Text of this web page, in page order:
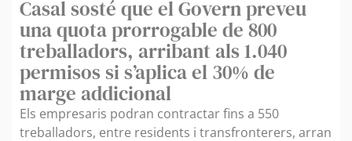
Casal sosté que el Govern preveu
una quota prorrogable de 800
treballadors, arribant als 1.040
permisos si s’aplica el 30% de
marge addicional
Els empresaris podran contractar fins a 550
treballadors, entre residents i transfronterers, arran